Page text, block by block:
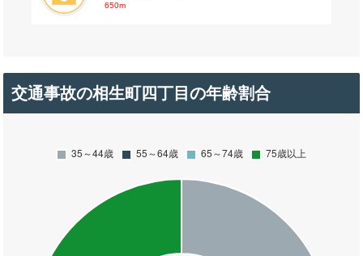
650m
交通事故の相生町四丁目の年齢割合